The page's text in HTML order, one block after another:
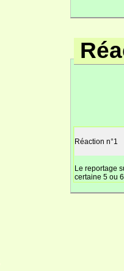
Réaction n°1
Le reportage
certaine 5 ou